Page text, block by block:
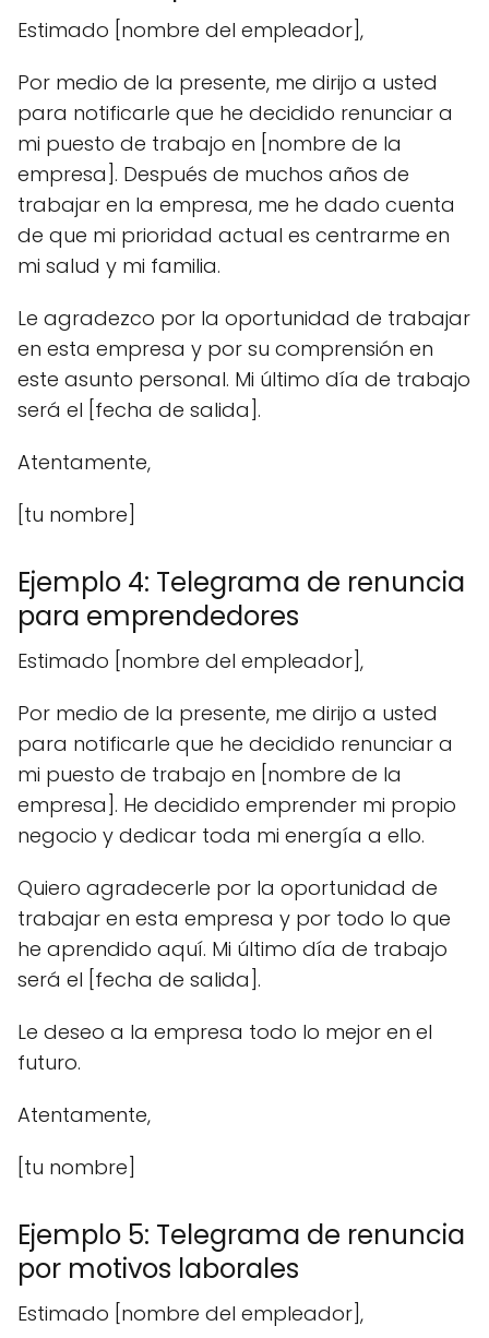
Estimado [nombre del empleador],
Por medio de la presente, me dirijo a usted
para notificarle que he decidido renunciar a
mi puesto de trabajo en [nombre de la
empresa]. Después de muchos años de
trabajar en la empresa, me he dado cuenta
de que mi prioridad actual es centrarme en
mi salud y mi familia.
Le agradezco por la oportunidad de trabajar
en esta empresa y por su comprensión en
este asunto personal. Mi último día de trabajo
será el [fecha de salida].
Atentamente,
[tu nombre]
Ejemplo 4: Telegrama de renuncia
para emprendedores
Estimado [nombre del empleador],
Por medio de la presente, me dirijo a usted
para notificarle que he decidido renunciar a
mi puesto de trabajo en [nombre de la
empresa]. He decidido emprender mi propio
negocio y dedicar toda mi energía a ello.
Quiero agradecerle por la oportunidad de
trabajar en esta empresa y por todo lo que
he aprendido aquí. Mi último día de trabajo
será el [fecha de salida].
Le deseo a la empresa todo lo mejor en el
futuro.
Atentamente,
[tu nombre]
Ejemplo 5: Telegrama de renuncia
por motivos laborales
Estimado [nombre del empleador],